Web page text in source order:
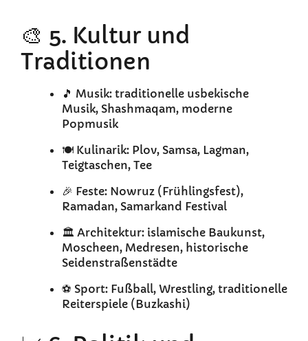
🎨 5. Kultur und
Traditionen
🎵 Musik: traditionelle usbekische
Musik, Shashmaqam, moderne
Popmusik
🍽️ Kulinarik: Plov, Samsa, Lagman,
Teigtaschen, Tee
🎉 Feste: Nowruz (Frühlingsfest),
Ramadan, Samarkand Festival
🏛️ Architektur: islamische Baukunst,
Moscheen, Medresen, historische
Seidenstraßenstädte
⚽ Sport: Fußball, Wrestling, traditionelle
Reiterspiele (Buzkashi)